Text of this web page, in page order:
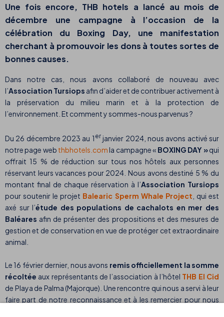
Une fois encore, THB hotels a lancé au mois de
décembre une campagne à l’occasion de la
célébration du Boxing Day, une manifestation
cherchant à promouvoir les dons à toutes sortes de
bonnes causes.
Dans notre cas, nous avons collaboré de nouveau avec
l’Association Tursiops afin d’aider et de contribuer activement à
la préservation du milieu marin et à la protection de
l’environnement. Et comment y sommes-nous parvenus ?
Du 26 décembre 2023 au 1 erjanvier 2024, nous avons activé sur
notre page web thbhotels.comla campagne « BOXING DAY »qui
offrait 15 % de réduction sur tous nos hôtels aux personnes
réservant leurs vacances pour 2024. Nous avons destiné 5 % du
montant final de chaque réservation à l’Association Tursiops
pour soutenir le projet Balearic Sperm Whale Project , qui est
axé sur l’étude des populations de cachalots en mer des
Baléares afin de présenter des propositions et des mesures de
gestion et de conservation en vue de protéger cet extraordinaire
animal.
Le 16 février dernier, nous avons remis officiellement la somme
récoltée aux représentants de l’association à l’hôtel THB El Cid
de Playa de Palma (Majorque). Une rencontre qui nous a servi à leur
faire part de notre reconnaissance et à les remercier pour nous